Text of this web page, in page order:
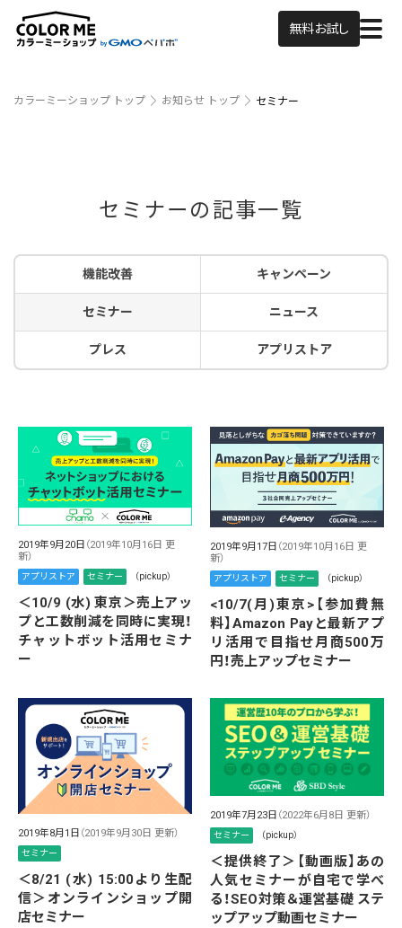
無料お試し
カラーミーショップ トップ お知らせ トップ セミナー
セミナーの記事一覧
機能改善 キャンペーン
セミナー ニュース
プレス アプリストア
2019年9月20日 （2019年10月16日 更
新）
アプリストア セミナー （pickup）
＜10/9 (水) 東京＞売上アッ
プと工数削減を同時に実現！
チャットボット活用セミナ
ー
2019年9月17日 （2019年10月16日 更
新）
アプリストア セミナー （pickup）
<10/7(月)東京>【参加費無
料】Amazon Payと最新アプ
リ活用で目指せ月商500万
円！売上アップセミナー
2019年8月1日 （2019年9月30日 更新）
セミナー
＜8/21 (水) 15:00より生配
信＞オンラインショップ開
店セミナー
2019年7月23日 （2022年6月8日 更新）
セミナー （pickup）
＜提供終了＞【動画版】あの
人気セミナーが自宅で学べ
る！SEO対策＆運営基礎 ステ
ップアップ動画セミナー